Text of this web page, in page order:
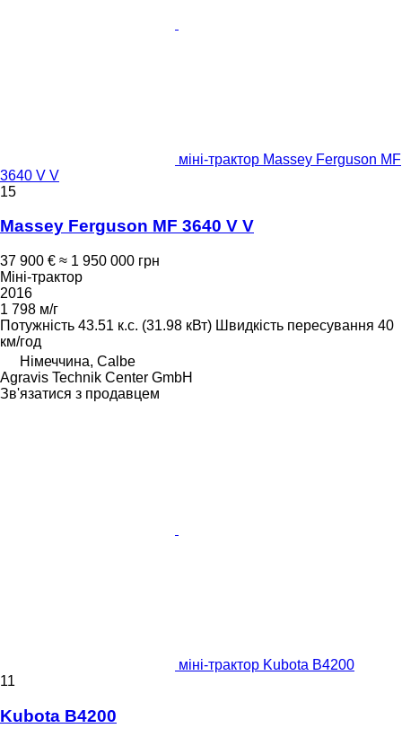
міні-трактор Massey Ferguson MF
3640 V V
15
Massey Ferguson MF 3640 V V
37 900 € ≈ 1 950 000 грн
Міні-трактор
2016
1 798 м/г
Потужність 43.51 к.с. (31.98 кВт) Швидкість пересування 40
км/год
Німеччина, Calbe
Agravis Technik Center GmbH
Зв'язатися з продавцем
міні-трактор Kubota B4200
11
Kubota B4200